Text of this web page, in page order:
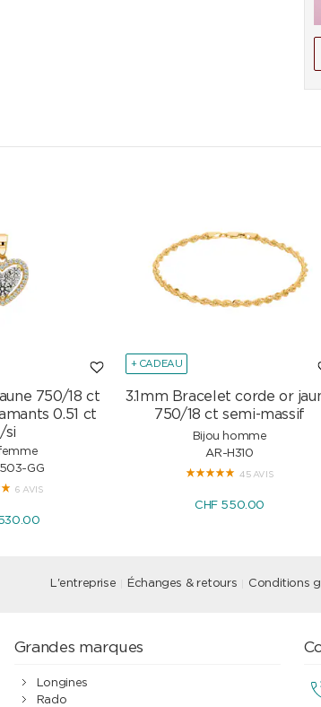
750/18 ct
0.51 ct
si
GG
6 AVIS
+ CADEAU
3.1mm Bracelet corde or
750/18 ct semi-massif
Bijou homme
AR-H310
45 AVIS
CHF 550.00
L'entreprise Échanges & retours Conditions
Grandes marques
Longines
Rado